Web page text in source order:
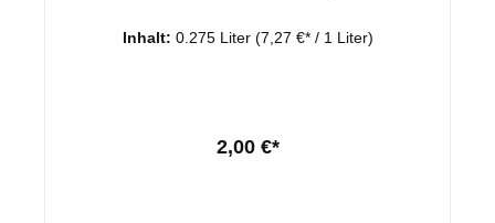
Inhalt: 0.275 Liter (7,27 €* / 1 Liter)
2,00 €*